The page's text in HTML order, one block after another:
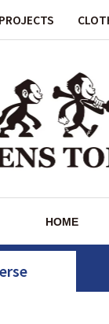
PROJECTS
HOME